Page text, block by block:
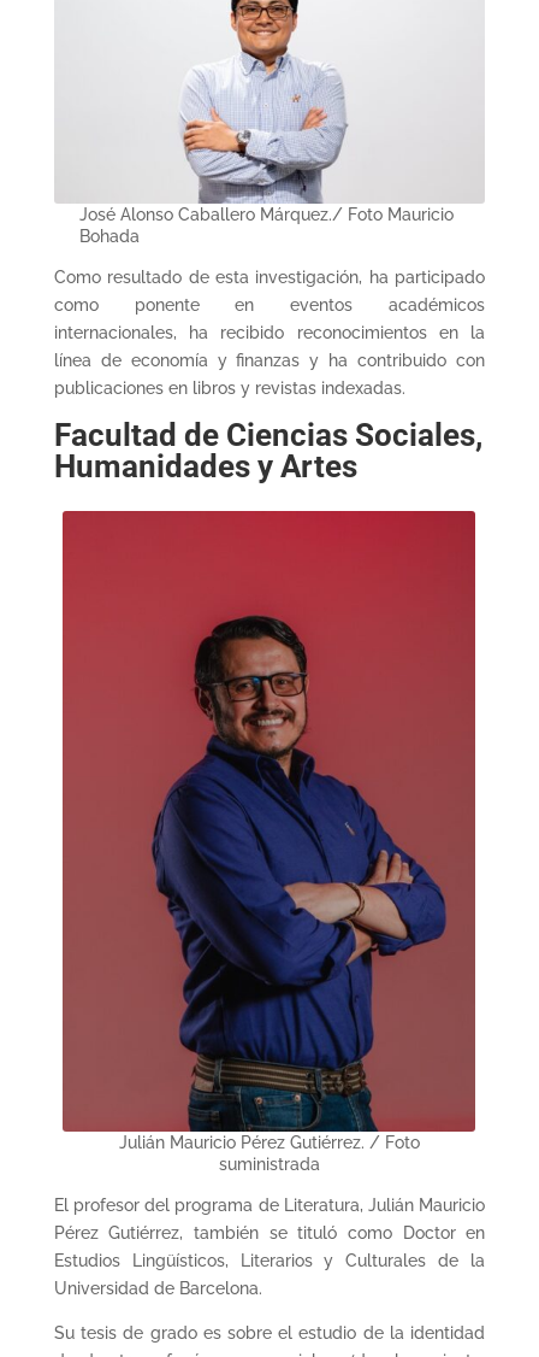
José Alonso Caballero Márquez./ Foto Mauricio
Bohada
Como resultado de esta investigación, ha participado
como ponente en eventos académicos
internacionales, ha recibido reconocimientos en la
línea de economía y finanzas y ha contribuido con
publicaciones en libros y revistas indexadas.
Facultad de Ciencias Sociales,
Humanidades y Artes
Julián Mauricio Pérez Gutiérrez. / Foto
suministrada
El profesor del programa de Literatura, Julián Mauricio
Pérez Gutiérrez, también se tituló como Doctor en
Estudios Lingüísticos, Literarios y Culturales de la
Universidad de Barcelona.
Su tesis de grado es sobre el estudio de la identidad